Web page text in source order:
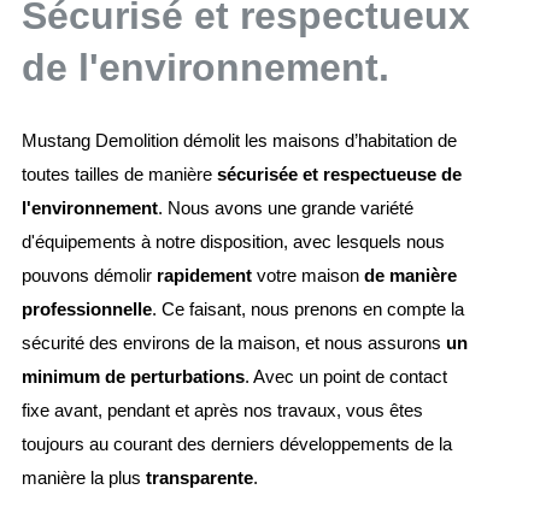
Sécurisé et respectueux
de l'environnement.
Mustang Demolition démolit les maisons d’habitation de
toutes tailles de manière sécurisée et respectueuse de
l'environnement. Nous avons une grande variété
d'équipements à notre disposition, avec lesquels nous
pouvons démolir rapidement votre maison de manière
professionnelle. Ce faisant, nous prenons en compte la
sécurité des environs de la maison, et nous assurons un
minimum de perturbations. Avec un point de contact
fixe avant, pendant et après nos travaux, vous êtes
toujours au courant des derniers développements de la
manière la plus transparente.